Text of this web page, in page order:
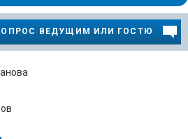
ВЕДУЩИМ ИЛИ ГОСТЮ